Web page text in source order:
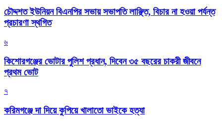
চৌদ্দশত ইউনিয়ন বিএনপির সভায় সভাপতি লাঞ্ছিত, বিচার না হওয়া পর্যন্ত
প্রচারণা স্থগিত
৬
কিশোরগঞ্জের ভোটার পুলিশ প্রধান, দিবেন ৩৫ বছরের চাকরী জীবনে
প্রথম ভোট
৭
করিমগঞ্জে দা দিয়ে কুপিয়ে খালাতো ভাইকে হত্যা